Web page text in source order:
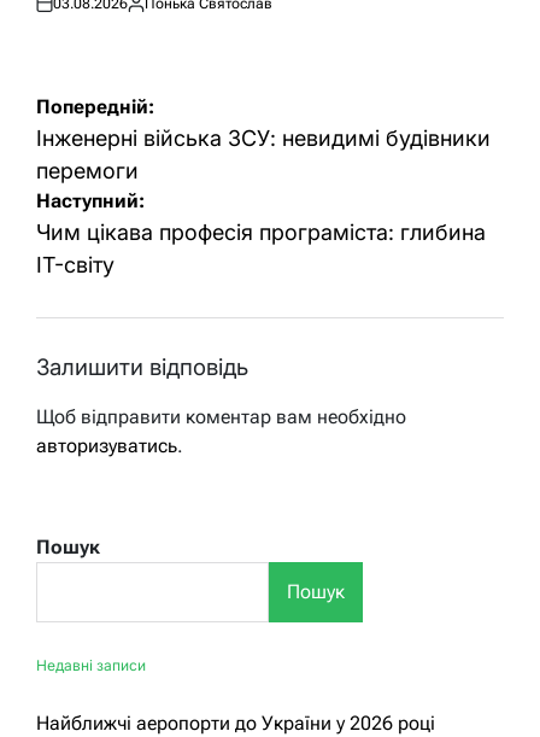
ОприлюдненоОпубліковано
Навігація
записів
Попередній:
Інженерні війська ЗСУ: невидимі будівники
перемоги
Наступний:
Чим цікава професія програміста: глибина
IT-світу
Залишити відповідь
Щоб відправити коментар вам необхідно
авторизуватись.
Пошук
Пошук
Недавні записи
Найближчі аеропорти до України у 2026 році